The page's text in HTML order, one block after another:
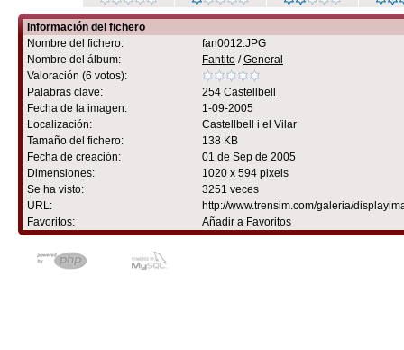
Información del fichero
Nombre del fichero:
fan0012.JPG
Nombre del álbum:
Fantito /General
Valoración (6 votos):
Palabras clave:
254 Castellbell
Fecha de la imagen:
1-09-2005
Localización:
Castellbell i el Vilar
Tamaño del fichero:
138 KB
Fecha de creación:
01 de Sep de 2005
Dimensiones:
1020 x 594 pixels
Se ha visto:
3251 veces
URL:
http://www.trensim.com/galeria/
Favoritos:
Añadir a Favoritos